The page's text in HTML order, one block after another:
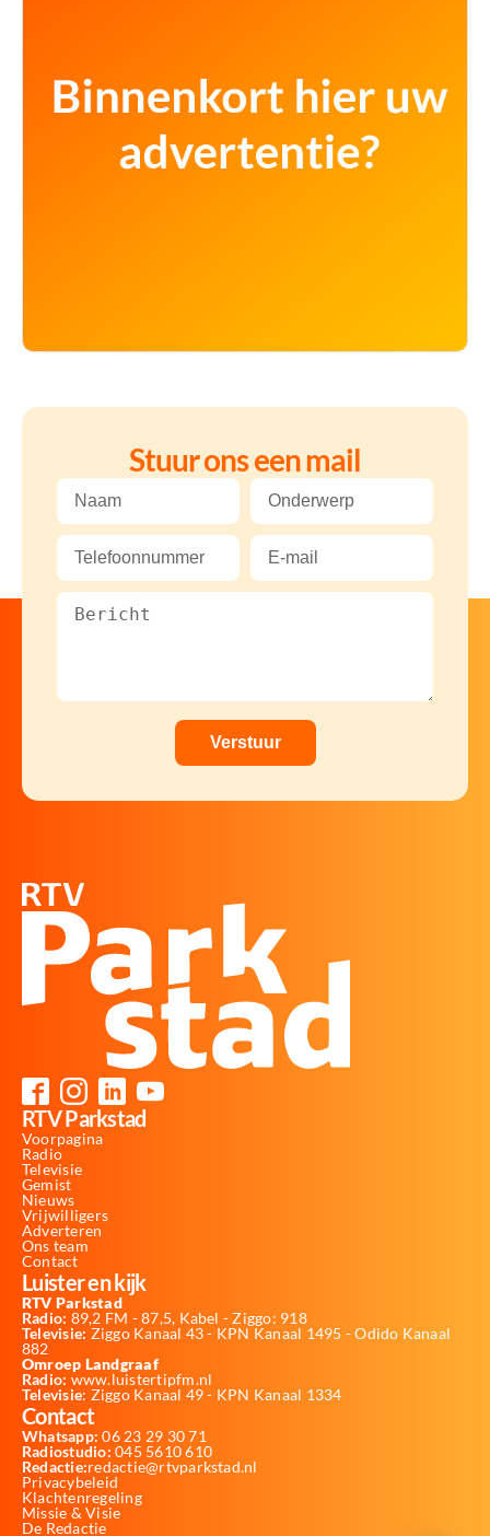
Stuur ons een mail
RTV Parkstad
Voorpagina
Radio
Televisie
Gemist
Nieuws
Vrijwilligers
Adverteren
Ons team
Contact
Luister en kijk
RTV Parkstad
Radio: 89,2 FM - 87,5, Kabel - Ziggo: 918
Televisie: Ziggo Kanaal 43 - KPN Kanaal 1495 - Odido Kanaal
882
Omroep Landgraaf
Radio: www.luistertipfm.nl
Televisie: Ziggo Kanaal 49 - KPN Kanaal 1334
Contact
Whatsapp: 06 23 29 30 71
Radiostudio: 045 5610 610
Redactie:redactie@rtvparkstad.nl
Privacybeleid
Klachtenregeling
Missie & Visie
De Redactie